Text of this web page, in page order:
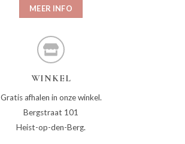
MEER INFO
WINKEL
Gratis afhalen in onze winkel.
Bergstraat 101
Heist-op-den-Berg.